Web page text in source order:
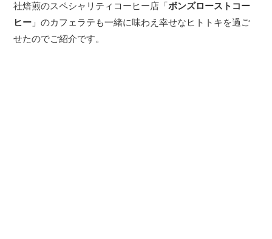
社焙煎のスペシャリティコーヒー店「ボンズローストコー
ヒー 」のカフェラテも一緒に味わえ幸せなヒトトキを過ご
せたのでご紹介です。